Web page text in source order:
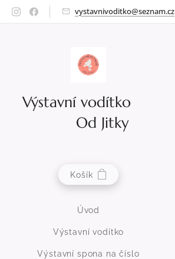
vystavnivoditko@seznam.cz
Výstavní vodítko
Od Jitky
Košík
Úvod
Výstavní vodítko
Výstavní spona na číslo